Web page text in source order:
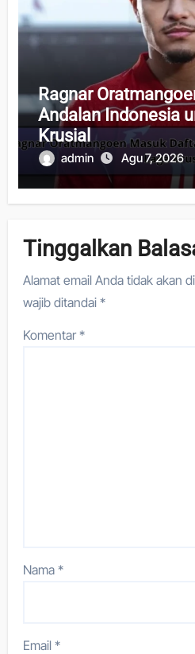
Ragnar
Andalan Indonesia
Krusial
admin Agu 7, 2026
Tinggalkan
Alamat email Anda tidak akan
wajib ditandai*
Komentar*
Nama*
Email*